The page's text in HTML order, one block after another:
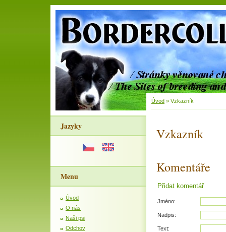
Jazyky
Menu
Úvod
O nás
Naši psi
Odchov
Úvod » Vzkazník
Vzkazník
Komentáře
Přidat komentář
Jméno:
Nadpis:
Text: